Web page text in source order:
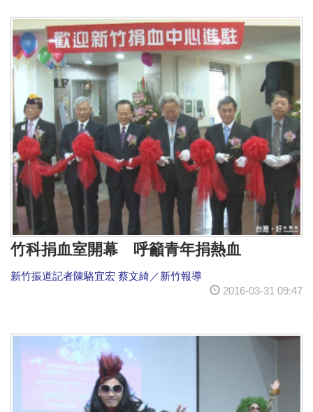
竹科捐血室開幕 呼籲青年捐熱血
新竹振道記者陳駱宜宏 蔡文綺／新竹報導
2016-03-31 09:47